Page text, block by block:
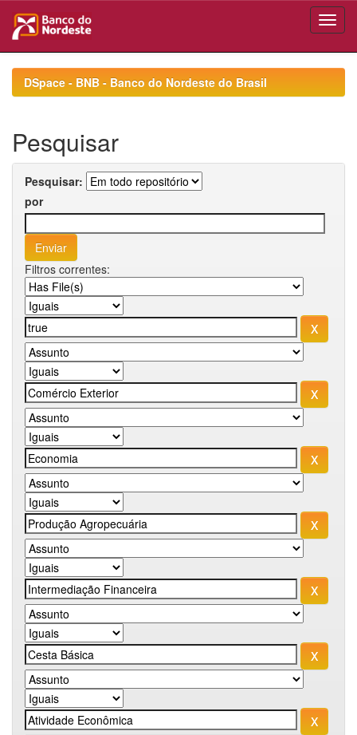
navigationDSpace - BNB - Banco do Nordeste do Brasil
Pesquisar
Pesquisar:
por
Filtros correntes: